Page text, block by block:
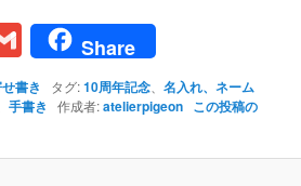
Gmail
Share
書き タグ:10周年記念 、名入れ、ネーム
、手書き 作成者:atelierpigeon この投稿の